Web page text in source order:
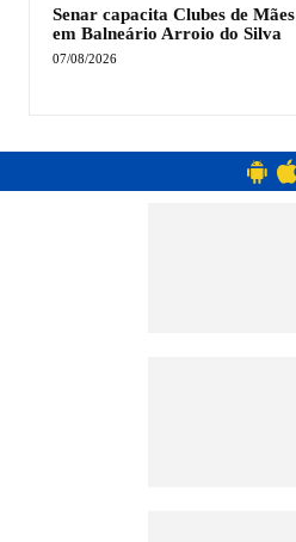
Senar capacita Clubes de Mães
em Balneário Arroio do Silva
07/08/2026